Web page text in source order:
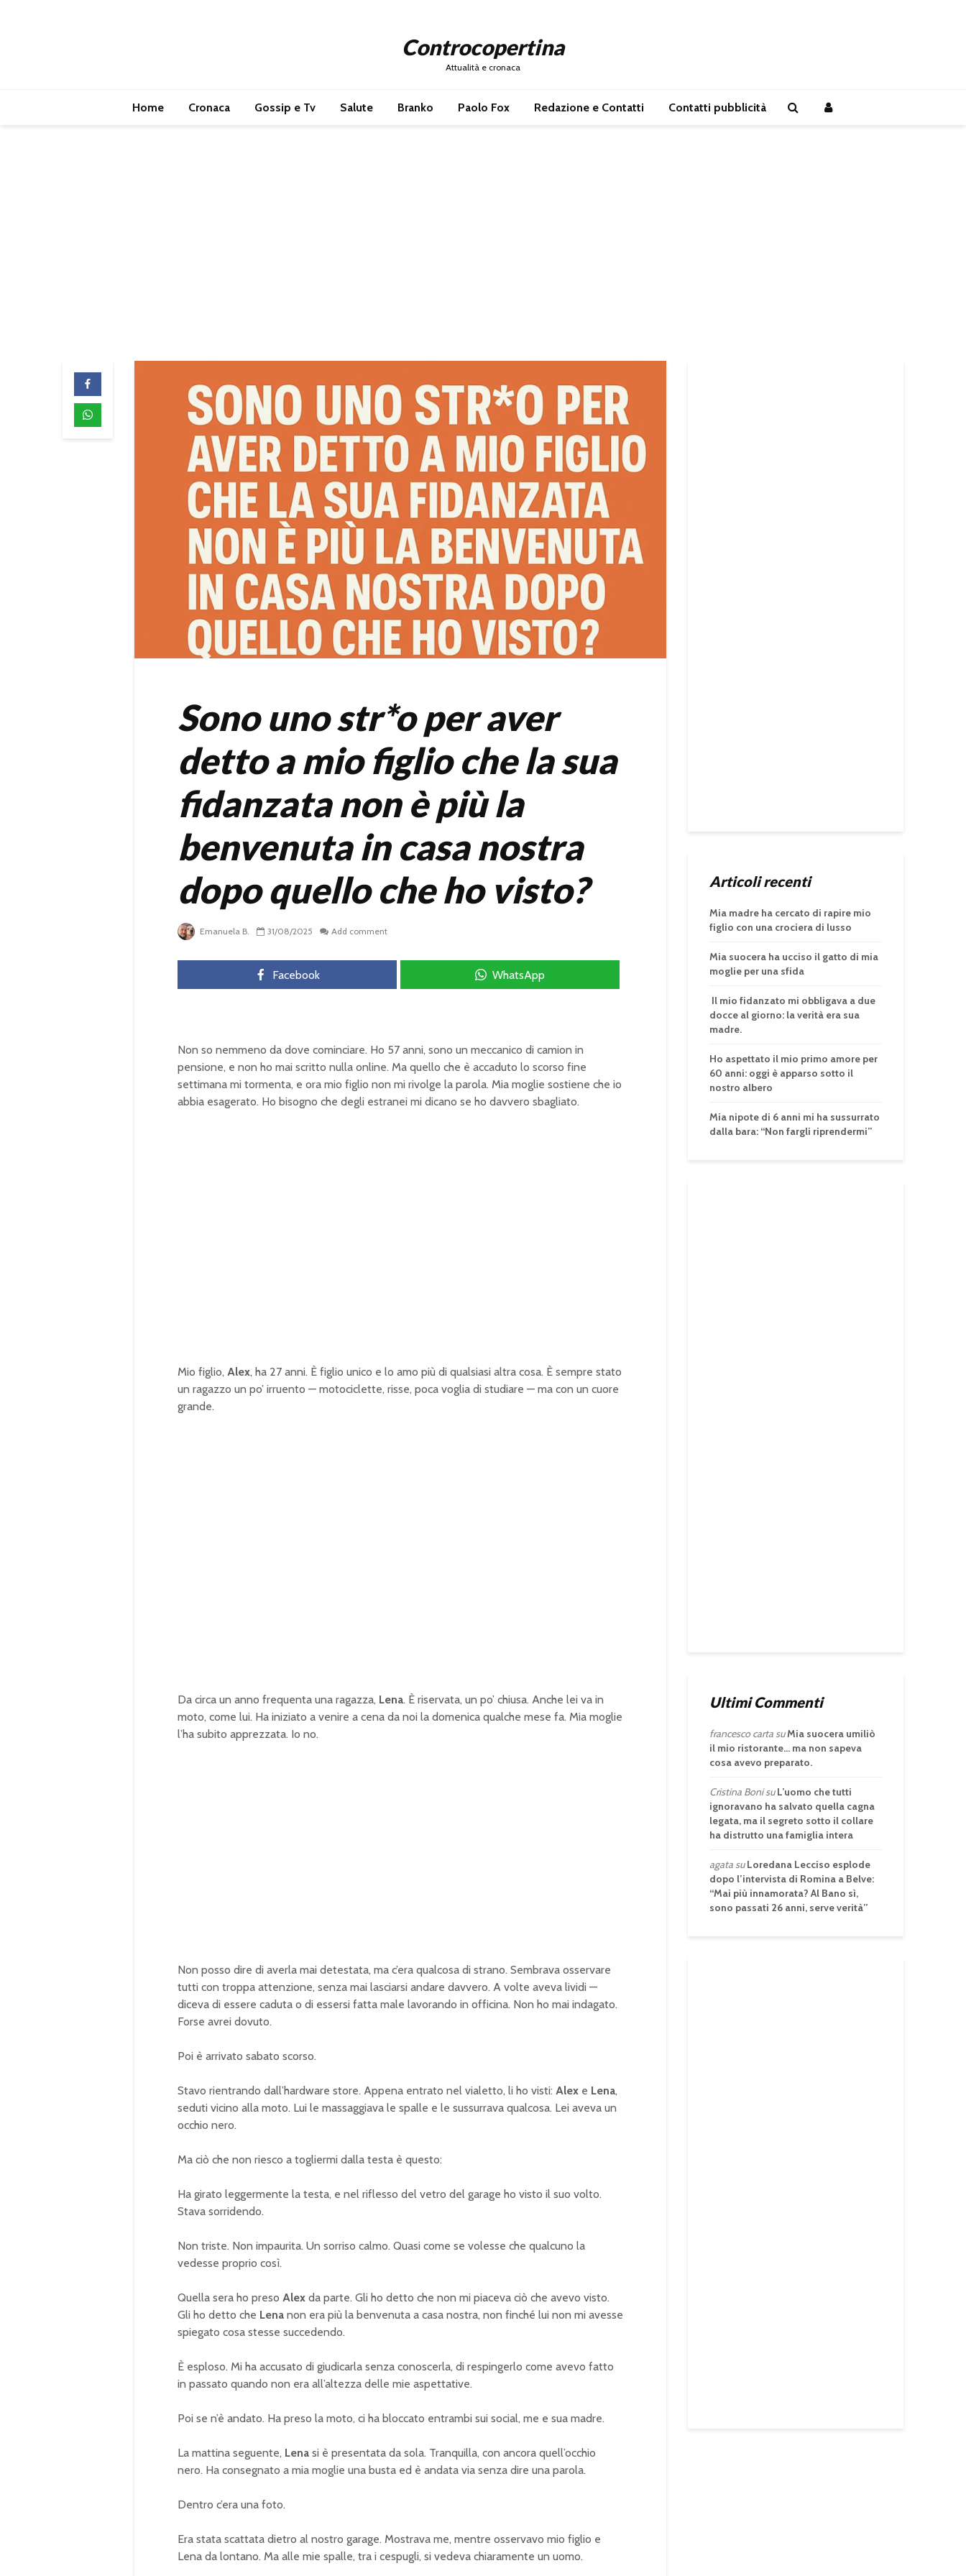
Controcopertina
Attualità e cronaca
Home Cronaca Gossip e Tv Salute Branko Paolo Fox Redazione e Contatti Contatti pubblicità
Sono uno str*o per aver
detto a mio figlio che la sua
fidanzata non è più la
benvenuta in casa nostra
dopo quello che ho visto?
Emanuela B. 31/08/2025 Add comment
Facebook WhatsApp
Non so nemmeno da dove cominciare. Ho 57 anni, sono un meccanico di camion in
pensione, e non ho mai scritto nulla online. Ma quello che è accaduto lo scorso fine
settimana mi tormenta, e ora mio figlio non mi rivolge la parola. Mia moglie sostiene che io
abbia esagerato. Ho bisogno che degli estranei mi dicano se ho davvero sbagliato.
Mio figlio, Alex, ha 27 anni. È figlio unico e lo amo più di qualsiasi altra cosa. È sempre stato
un ragazzo un po’ irruento — motociclette, risse, poca voglia di studiare — ma con un cuore
grande.
Da circa un anno frequenta una ragazza, Lena. È riservata, un po’ chiusa. Anche lei va in
moto, come lui. Ha iniziato a venire a cena da noi la domenica qualche mese fa. Mia moglie
l’ha subito apprezzata. Io no.
Non posso dire di averla mai detestata, ma c’era qualcosa di strano. Sembrava osservare
tutti con troppa attenzione, senza mai lasciarsi andare davvero. A volte aveva lividi —
diceva di essere caduta o di essersi fatta male lavorando in officina. Non ho mai indagato.
Forse avrei dovuto.
Poi è arrivato sabato scorso.
Stavo rientrando dall’hardware store. Appena entrato nel vialetto, li ho visti: Alex e Lena,
seduti vicino alla moto. Lui le massaggiava le spalle e le sussurrava qualcosa. Lei aveva un
occhio nero.
Ma ciò che non riesco a togliermi dalla testa è questo:
Ha girato leggermente la testa, e nel riflesso del vetro del garage ho visto il suo volto.
Stava sorridendo.
Non triste. Non impaurita. Un sorriso calmo. Quasi come se volesse che qualcuno la
vedesse proprio così.
Quella sera ho preso Alex da parte. Gli ho detto che non mi piaceva ciò che avevo visto.
Gli ho detto che Lena non era più la benvenuta a casa nostra, non finché lui non mi avesse
spiegato cosa stesse succedendo.
È esploso. Mi ha accusato di giudicarla senza conoscerla, di respingerlo come avevo fatto
in passato quando non era all’altezza delle mie aspettative.
Poi se n’è andato. Ha preso la moto, ci ha bloccato entrambi sui social, me e sua madre.
La mattina seguente, Lena si è presentata da sola. Tranquilla, con ancora quell’occhio
nero. Ha consegnato a mia moglie una busta ed è andata via senza dire una parola.
Dentro c’era una foto.
Era stata scattata dietro al nostro garage. Mostrava me, mentre osservavo mio figlio e
Lena da lontano. Ma alle mie spalle, tra i cespugli, si vedeva chiaramente un uomo.
Articoli recenti
Mia madre ha cercato di rapire mio
figlio con una crociera di lusso
Mia suocera ha ucciso il gatto di mia
moglie per una sfida
Il mio fidanzato mi obbligava a due
docce al giorno: la verità era sua
madre.
Ho aspettato il mio primo amore per
60 anni: oggi è apparso sotto il
nostro albero
Mia nipote di 6 anni mi ha sussurrato
dalla bara: “Non fargli riprendermi”
Ultimi Commenti
francesco cartasuMia suocera umiliò
il mio ristorante… ma non sapeva
cosa avevo preparato.
Cristina BonisuL’uomo che tutti
ignoravano ha salvato quella cagna
legata, ma il segreto sotto il collare
ha distrutto una famiglia intera
agatasuLoredana Lecciso esplode
dopo l’intervista di Romina a Belve:
“Mai più innamorata? Al Bano sì,
sono passati 26 anni, serve verità”